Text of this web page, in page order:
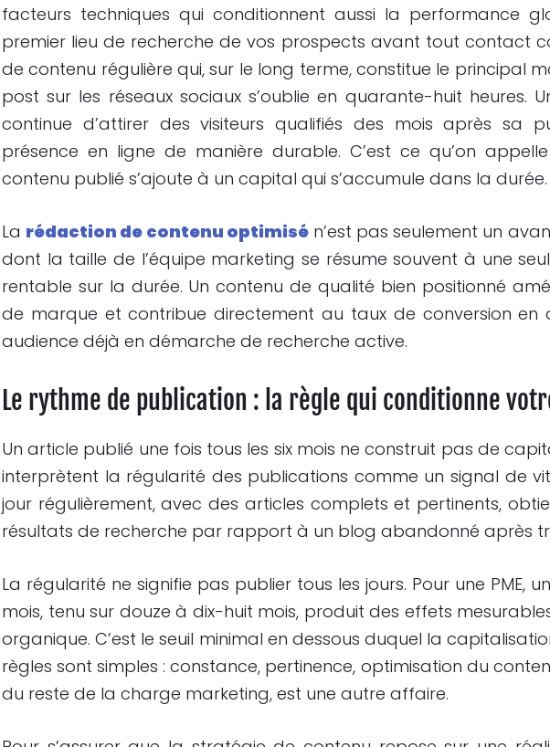
facteurs techniques qui conditionnent aussi la performance
premier lieu de recherche de vos prospects avant tout contact
de contenu régulière qui, sur le long terme, constitue le principal
post sur les réseaux sociaux s’oublie en quarante-huit heures.
continue d’attirer des visiteurs qualifiés des mois après sa
présence en ligne de manière durable. C’est ce qu’on
contenu publié s’ajoute à un capital qui s’accumule dans la durée.
La rédaction de contenu optimisén’est pas seulement un
dont la taille de l’équipe marketing se résume souvent à une
rentable sur la durée. Un contenu de qualité bien positionné
de marque et contribue directement au taux de conversion en
audience déjà en démarche de recherche active.
Le rythme de publication : la règle qui conditionne
Un article publié une fois tous les six mois ne construit pas de
interprètent la régularité des publications comme un signal de
jour régulièrement, avec des articles complets et pertinents,
résultats de recherche par rapport à un blog abandonné après
La régularité ne signifie pas publier tous les jours. Pour une PME,
mois, tenu sur douze à dix-huit mois, produit des effets
organique. C’est le seuil minimal en dessous duquel la
règles sont simples : constance, pertinence, optimisation du
du reste de la charge marketing, est une autre affaire.